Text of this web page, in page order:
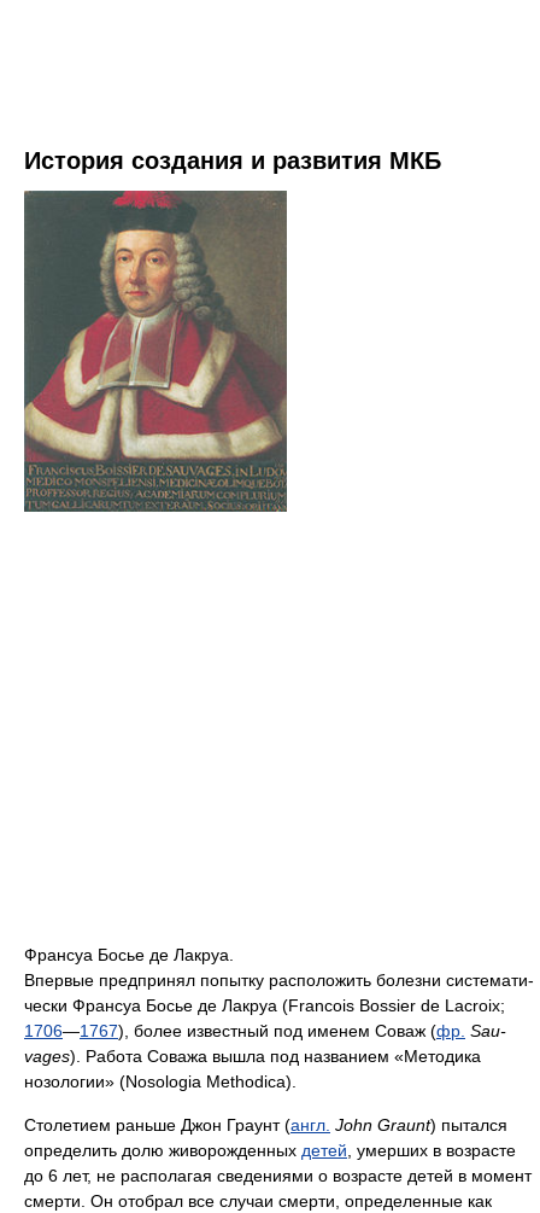
История создания и развития МКБ
Франсуа Босье де Лакруа.
Впервые предпринял попытку расположить болезни системати­
чески Франсуа Босье де Лакруа (Francois Bossier de Lacroix;
1706—1767), более известный под именем Соваж (фр. Sau­
vages). Работа Соважа вышла под названием «Методика
нозологии» (Nosologia Methodica).
Столетием раньше Джон Граунт (англ. John Graunt) пытался
определить долю живорожденных детей , умерших в возрасте
до 6 лет, не располагая сведениями о возрасте детей в момент
смерти. Он отобрал все случаи смерти, определенные как